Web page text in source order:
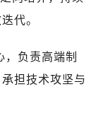
代。
负责高端制
担技术攻坚与